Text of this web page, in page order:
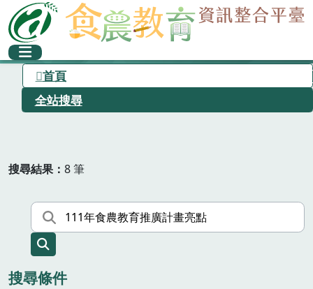
首頁
全站搜尋
搜尋結果 8 筆
搜尋條件